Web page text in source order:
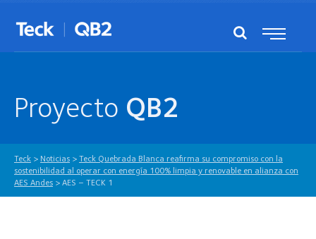
Proyecto QB2
Teck > Noticias > Teck Quebrada Blanca reafirma su compromiso con la
sostenibilidad al operar con energía 100% limpia y renovable en alianza con
AES Andes > AES – TECK 1